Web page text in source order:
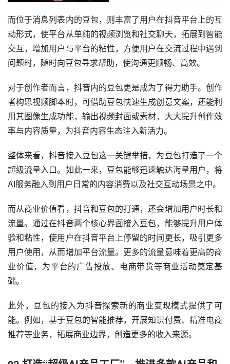
而位于消息列表内的豆包，则丰富了用户在抖音平台上的互
动形式，使平台从单纯的视频浏览和社交聊天，拓展到智能
交互，增加用户与平台的粘性，方便用户在交流过程中遇到
问题时，随时向豆包寻求帮助，使沟通更顺畅、高效。
对于创作者而言，抖音内的豆包更是成为了得力助手。创作
者构思视频脚本时，可借助豆包快速生成创意文案，还能利
用其图像生成功能，输出视频封面或素材，大大提升创作效
率与内容质量，为抖音内容生态注入新活力。
整体来看，抖音接入豆包这一关键举措，为豆包打造了一个
超级流量入口。如此一来，豆包能够迅速触达海量用户，将
AI服务融入到用户日常的内容消费以及社交互动场景之中。
而从商业价值看，抖音和豆包的打通，还会增加用户时长和
流量。通过在抖音两个核心界面接入豆包，能够提升用户体
验和粘性，使用户在抖音平台上停留的时间更长，吸引更多
用户使用，从而增加平台流量。更多的流量意味着更高的商
业价值，为平台的广告投放、电商带货等商业活动奠定基
础。
此外，豆包的接入为抖音探索新的商业变现模式提供了可
能。例如，基于豆包的智能推荐，开展知识付费、精准电商
推荐等业务，拓展商业边界，创造更多的收入来源。